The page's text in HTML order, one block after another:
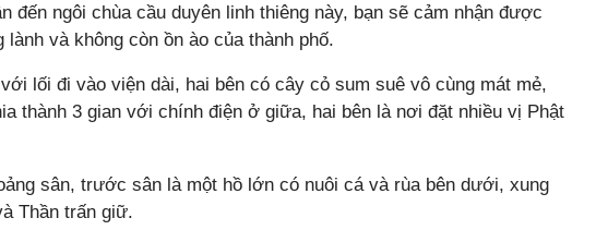
đến ngôi chùa cầu duyên linh thiêng này, bạn sẽ cảm nhận được
và không còn ồn ào của thành phố.
lối đi vào viện dài, hai bên có cây cỏ sum suê vô cùng mát mẻ,
thành 3 gian với chính điện ở giữa, hai bên là nơi đặt nhiều vị Phật
sân, trước sân là một hồ lớn có nuôi cá và rùa bên dưới, xung
Thần trấn giữ.